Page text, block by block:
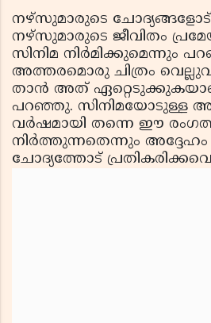
നഴ്‌സുമാരുടെ ചോദ്യങ്ങളോട്
നഴ്‌സുമാരുടെ ജീവിതം
സിനിമ നിര്‍മിക്കുമെന്നും
അത്തരമൊരു ചിത്രം
താന്‍ അത്
പറഞ്ഞു. സിനിമയോടുള്ള
വര്‍ഷമായി തന്നെ ഈ
നിര്‍ത്തുന്നതെന്നും
ചോദ്യത്തോട്